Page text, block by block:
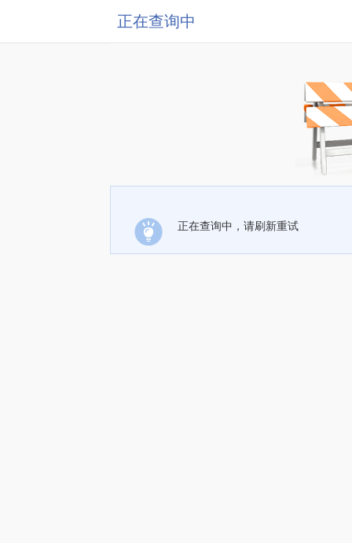
正在查询中
正在查询中，请刷新重试